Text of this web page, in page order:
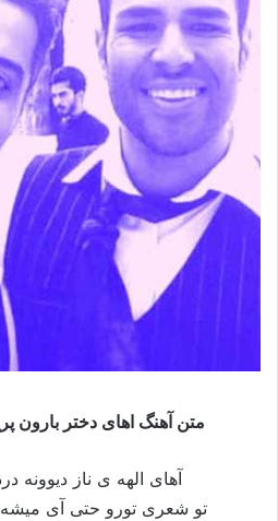
متن آهنگ اهای دختر بارون
آهای الهه ی ناز
تو شعری تورو حتی آی